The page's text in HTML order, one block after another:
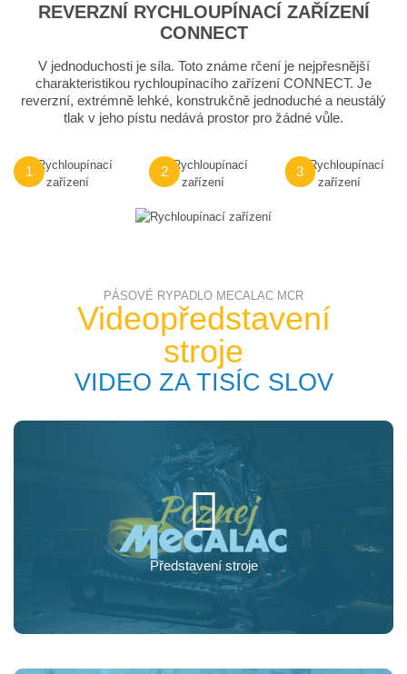
REVERZNÍ RYCHLOUPÍNACÍ ZAŘÍZENÍ
CONNECT
V jednoduchosti je síla. Toto známe rčení je nejpřesnější
charakteristikou rychloupínacího zařízení CONNECT. Je
reverzní, extrémně lehké, konstrukčně jednoduché a neustálý
tlak v jeho pístu nedává prostor pro žádné vůle.
PÁSOVÉ RYPADLO MECALAC MCR
Videopředstavení
stroje
VIDEO ZA TISÍC SLOV
Představení stroje